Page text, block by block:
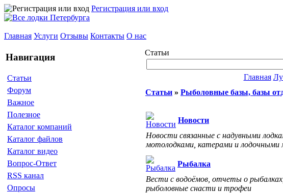
Регистрация или вход
Главная Услуги Отзывы Контакты О нас
Навигация
Статьи
Форум
Важное
Полезное
Каталог компаний
Каталог файлов
Каталог видео
Вопрос-Ответ
RSS канал
Опросы
Статьи
Главная
Статьи » Рыболовные базы, базы
Новости
Новости связанные с надувными
мотолодками, катерами и
Рыбалка
Вести с водоёмов, отчеты о рыбалках,
рыболовные снасти и трофеи